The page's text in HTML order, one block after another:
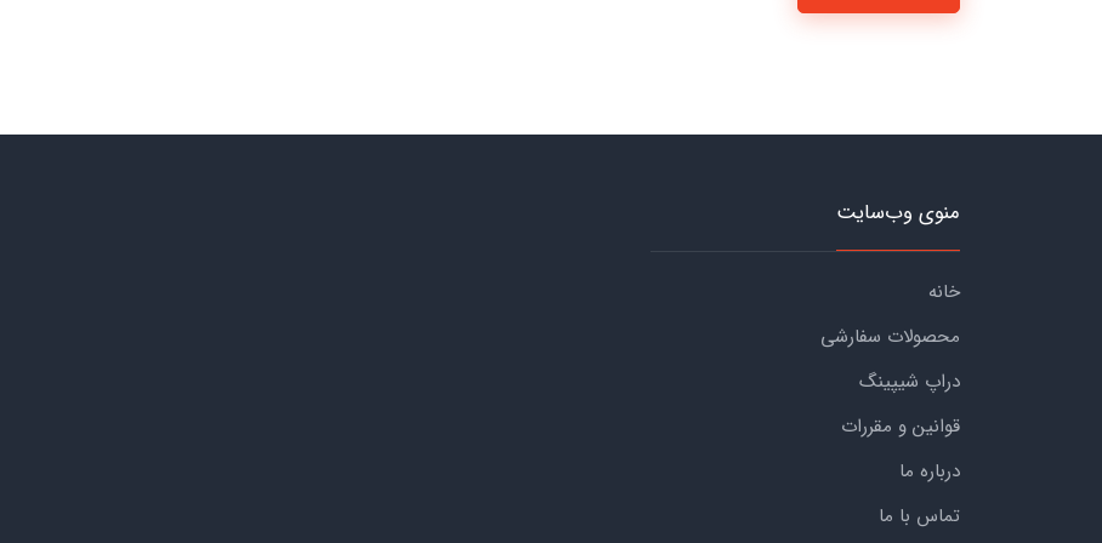
منوی وب‌سایت
خانه
محصولات سفارشی
دراپ شیپینگ
قوانین و مقررات
درباره ما
تماس با ما